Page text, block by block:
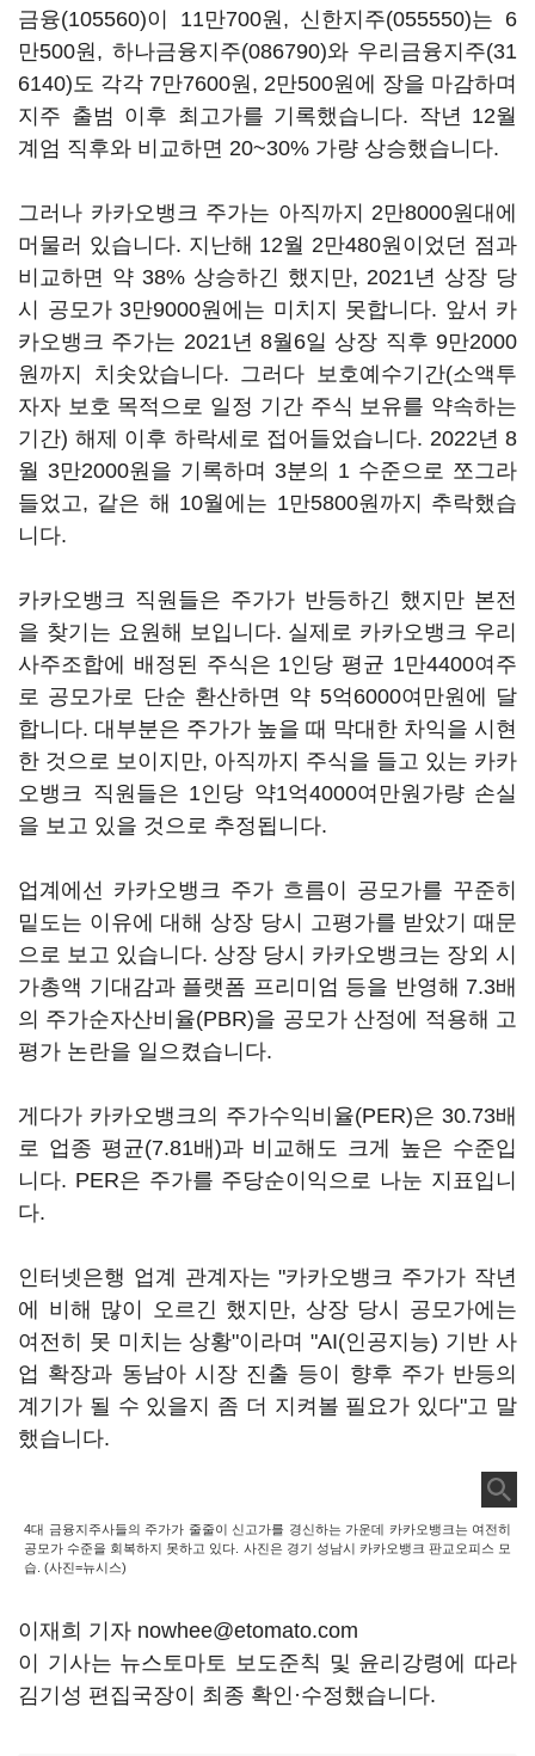
금융(105560)이 11만700원, 신한지주(055550)는 6
만500원, 하나금융지주(086790)와 우리금융지주(31
6140)도 각각 7만7600원, 2만500원에 장을 마감하며
지주 출범 이후 최고가를 기록했습니다. 작년 12월
계엄 직후와 비교하면 20~30% 가량 상승했습니다.
그러나 카카오뱅크 주가는 아직까지 2만8000원대에
머물러 있습니다. 지난해 12월 2만480원이었던 점과
비교하면 약 38% 상승하긴 했지만, 2021년 상장 당
시 공모가 3만9000원에는 미치지 못합니다. 앞서 카
카오뱅크 주가는 2021년 8월6일 상장 직후 9만2000
원까지 치솟았습니다. 그러다 보호예수기간(소액투
자자 보호 목적으로 일정 기간 주식 보유를 약속하는
기간) 해제 이후 하락세로 접어들었습니다. 2022년 8
월 3만2000원을 기록하며 3분의 1 수준으로 쪼그라
들었고, 같은 해 10월에는 1만5800원까지 추락했습
니다.
카카오뱅크 직원들은 주가가 반등하긴 했지만 본전
을 찾기는 요원해 보입니다. 실제로 카카오뱅크 우리
사주조합에 배정된 주식은 1인당 평균 1만4400여주
로 공모가로 단순 환산하면 약 5억6000여만원에 달
합니다. 대부분은 주가가 높을 때 막대한 차익을 시현
한 것으로 보이지만, 아직까지 주식을 들고 있는 카카
오뱅크 직원들은 1인당 약1억4000여만원가량 손실
을 보고 있을 것으로 추정됩니다.
업계에선 카카오뱅크 주가 흐름이 공모가를 꾸준히
밑도는 이유에 대해 상장 당시 고평가를 받았기 때문
으로 보고 있습니다. 상장 당시 카카오뱅크는 장외 시
가총액 기대감과 플랫폼 프리미엄 등을 반영해 7.3배
의 주가순자산비율(PBR)을 공모가 산정에 적용해 고
평가 논란을 일으켰습니다.
게다가 카카오뱅크의 주가수익비율(PER)은 30.73배
로 업종 평균(7.81배)과 비교해도 크게 높은 수준입
니다. PER은 주가를 주당순이익으로 나눈 지표입니
다.
인터넷은행 업계 관계자는 "카카오뱅크 주가가 작년
에 비해 많이 오르긴 했지만, 상장 당시 공모가에는
여전히 못 미치는 상황"이라며 "AI(인공지능) 기반 사
업 확장과 동남아 시장 진출 등이 향후 주가 반등의
계기가 될 수 있을지 좀 더 지켜볼 필요가 있다"고 말
했습니다.
4대 금융지주사들의 주가가 줄줄이 신고가를 경신하는 가운데 카카오뱅크는 여전히
공모가 수준을 회복하지 못하고 있다. 사진은 경기 성남시 카카오뱅크 판교오피스 모
습. (사진=뉴시스)
이재희 기자 nowhee@etomato.com
이 기사는 뉴스토마토 보도준칙 및 윤리강령에 따라
김기성 편집국장이 최종 확인·수정했습니다.